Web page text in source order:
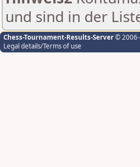
und sind in der
Chess-Tournament-Results-Server©
Legal details/Terms of use